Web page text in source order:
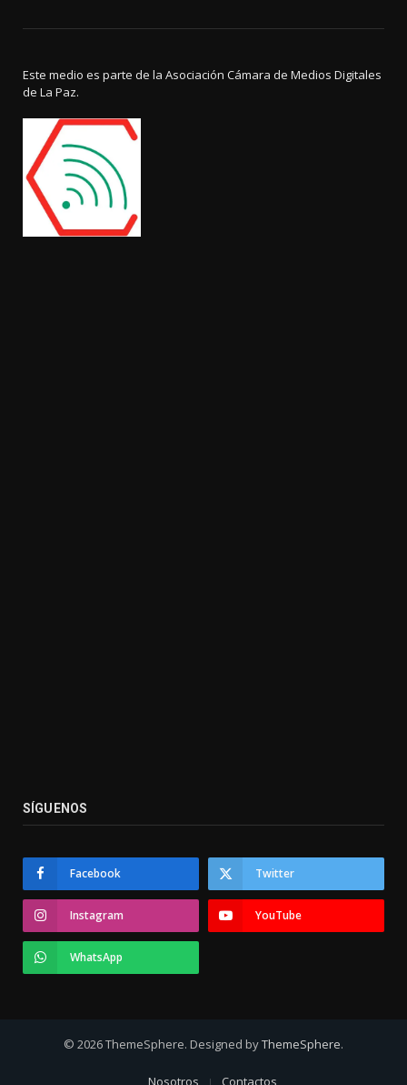
Este medio es parte de la Asociación Cámara de Medios Digitales
de La Paz.
SÍGUENOS
Facebook Twitter
Instagram YouTube
WhatsApp
© 2026 ThemeSphere. Designed byThemeSphere.
Nosotros Contactos